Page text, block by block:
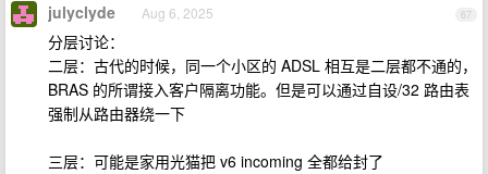
67
julyclyde Aug 6, 2025
分层讨论：
二层：古代的时候，同一个小区的 ADSL 相互是二层都不通的，
BRAS 的所谓接入客户隔离功能。但是可以通过自设/32 路由表
强制从路由器绕一下
三层：可能是家用光猫把 v6 incoming 全都给封了